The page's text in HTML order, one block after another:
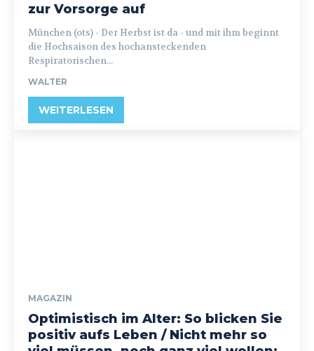
zur Vorsorge auf
München (ots) - Der Herbst ist da - und mit ihm beginnt
die Hochsaison des hochansteckenden
Respiratorischen...
WALTER
WEITERLESEN
MAGAZIN
Optimistisch im Alter: So blicken Sie
positiv aufs Leben / Nicht mehr so